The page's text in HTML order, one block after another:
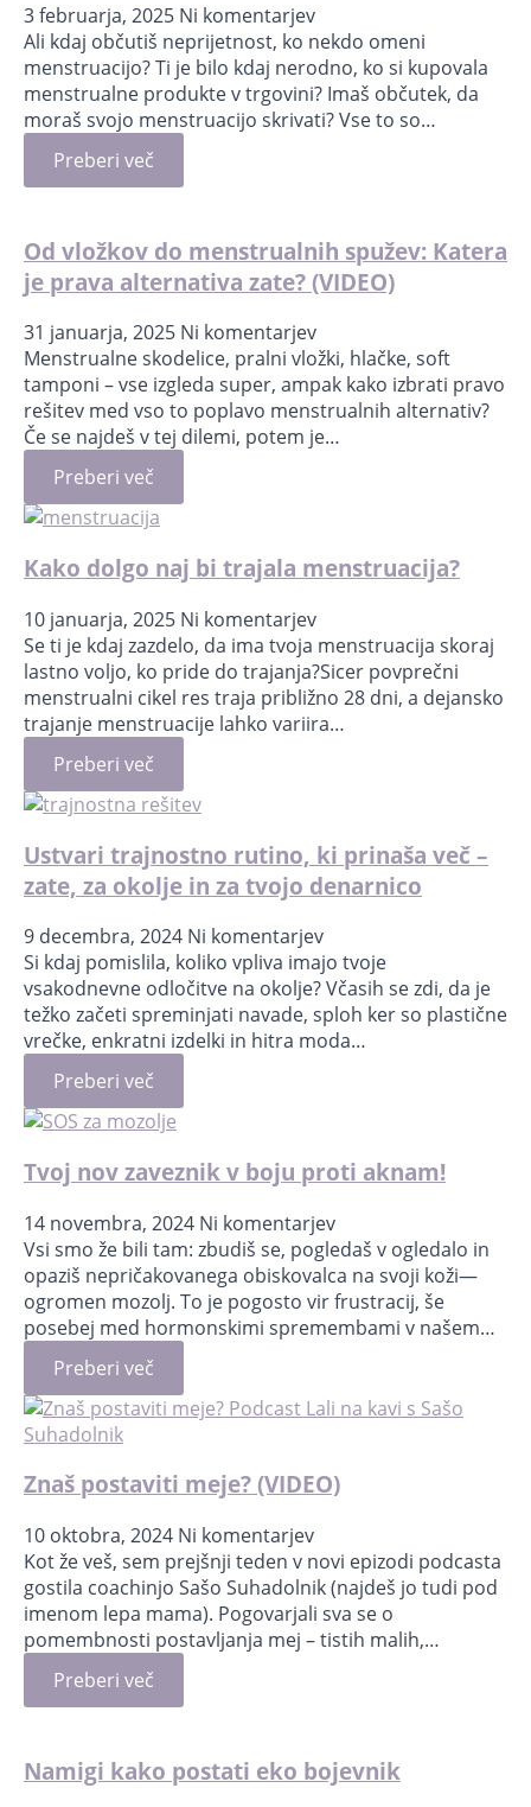
3 februarja, 2025 Ni komentarjev
Ali kdaj občutiš neprijetnost, ko nekdo omeni
menstruacijo? Ti je bilo kdaj nerodno, ko si kupovala
menstrualne produkte v trgovini? Imaš občutek, da
moraš svojo menstruacijo skrivati? Vse to so…
Preberi več
Od vložkov do menstrualnih spužev: Katera
je prava alternativa zate? (VIDEO)
31 januarja, 2025 Ni komentarjev
Menstrualne skodelice, pralni vložki, hlačke, soft
tamponi – vse izgleda super, ampak kako izbrati pravo
rešitev med vso to poplavo menstrualnih alternativ?
Če se najdeš v tej dilemi, potem je…
Preberi več
Kako dolgo naj bi trajala menstruacija?
10 januarja, 2025 Ni komentarjev
Se ti je kdaj zazdelo, da ima tvoja menstruacija skoraj
lastno voljo, ko pride do trajanja?Sicer povprečni
menstrualni cikel res traja približno 28 dni, a dejansko
trajanje menstruacije lahko variira…
Preberi več
Ustvari trajnostno rutino, ki prinaša več –
zate, za okolje in za tvojo denarnico
9 decembra, 2024 Ni komentarjev
Si kdaj pomislila, koliko vpliva imajo tvoje
vsakodnevne odločitve na okolje? Včasih se zdi, da je
težko začeti spreminjati navade, sploh ker so plastične
vrečke, enkratni izdelki in hitra moda…
Preberi več
Tvoj nov zaveznik v boju proti aknam!
14 novembra, 2024 Ni komentarjev
Vsi smo že bili tam: zbudiš se, pogledaš v ogledalo in
opaziš nepričakovanega obiskovalca na svoji koži—
ogromen mozolj. To je pogosto vir frustracij, še
posebej med hormonskimi spremembami v našem…
Preberi več
Znaš postaviti meje? (VIDEO)
10 oktobra, 2024 Ni komentarjev
Kot že veš, sem prejšnji teden v novi epizodi podcasta
gostila coachinjo Sašo Suhadolnik (najdeš jo tudi pod
imenom lepa mama). Pogovarjali sva se o
pomembnosti postavljanja mej – tistih malih,…
Preberi več
Namigi kako postati eko bojevnik